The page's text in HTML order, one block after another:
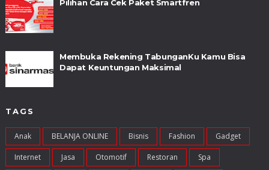
Pilihan Cara Cek Paket Smartfren
Membuka Rekening TabunganKu Kamu Bisa
Dapat Keuntungan Maksimal
TAGS
Anak BELANJA ONLINE Bisnis Fashion Gadget
Internet Jasa Otomotif Restoran Spa